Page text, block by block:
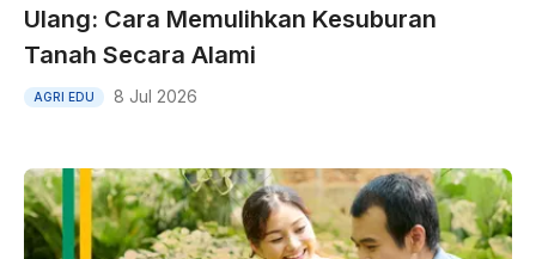
Ulang: Cara Memulihkan Kesuburan
Tanah Secara Alami
AGRI EDU 8 Jul 2026